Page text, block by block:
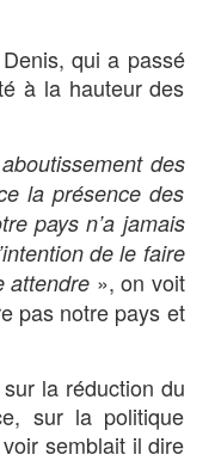
qui a passé
à la hauteur des
des
la présence des
pays n’a jamais
de le faire
attendre », on voit
pas notre pays et
la réduction du
sur la politique
semblait il dire